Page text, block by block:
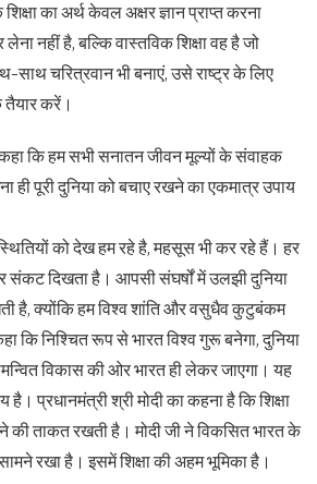
का अर्थ केवल अक्षर ज्ञान प्राप्त करना
नहीं है, बल्कि वास्तविक शिक्षा वह है जो
साथ चरित्रवान भी बनाएं, उसे राष्ट्र के लिए
तैयार करें।
कहा कि हम सभी सनातन जीवन मूल्यों के संवाहक
ही पूरी दुनिया को बचाए रखने का एकमात्र उपाय
को देख हम रहे है, महसूस भी कर रहे हैं। हर
संकट दिखता है। आपसी संघर्षों में उलझी दुनिया
है, क्योंकि हम विश्व शांति और वसुधैव कुटुबंकम
कि निश्चित रूप से भारत विश्व गुरू बनेगा, दुनिया
विकास की ओर भारत ही लेकर जाएगा। यह
प्रधानमंत्री श्री मोदी का कहना है कि शिक्षा
की ताकत रखती है। मोदी जी ने विकसित भारत के
रखा है। इसमें शिक्षा की अहम भूमिका है।